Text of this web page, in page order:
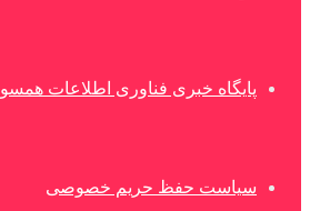
پایگاه خبری فناوری اطلاعات همسو
سیاست حفظ حریم خصوصی